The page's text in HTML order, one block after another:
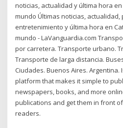
noticias, actualidad y última hora
mundo Últimas noticias,
entretenimiento y última hora en
mundo - LaVanguardia.com
por carretera. Transporte urbano.
Transporte de larga distancia.
Ciudades. Buenos Aires.
platform that makes it simple to
newspapers, books, and more
publications and get them in front
readers.